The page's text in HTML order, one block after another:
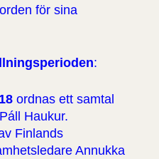
för sina
:
ordnas ett samtal
Haukur.
Finlands
Annukka